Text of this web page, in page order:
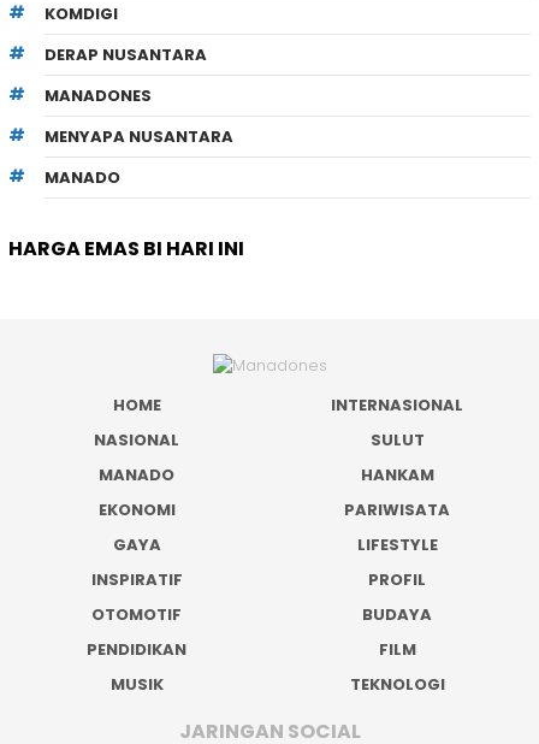
KOMDIGI
DERAP NUSANTARA
MANADONES
MENYAPA NUSANTARA
MANADO
HARGA EMAS BI HARI INI
HOME
INTERNASIONAL
NASIONAL
SULUT
MANADO
HANKAM
EKONOMI
PARIWISATA
GAYA
LIFESTYLE
INSPIRATIF
PROFIL
OTOMOTIF
BUDAYA
PENDIDIKAN
FILM
MUSIK
TEKNOLOGI
JARINGAN SOCIAL